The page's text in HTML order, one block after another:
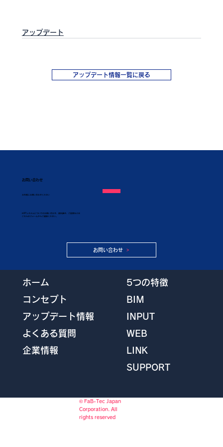
アップデート情報一覧に戻る
お問い合わせ
​お気軽にお問い合わせください
お問い合わせ
KAPシステムについてのお問い合わせ、資料請求、ご質問などは
こちらのフォームからご連絡ください。
アップデート
ホーム
コンセプト
アップデート情報
よくある質問
企業情報
5つの特徴
BIM
INPUT
WEB
LINK
SUPPORT
© FaB-Tec Japan
Corporation. All
rights reserved